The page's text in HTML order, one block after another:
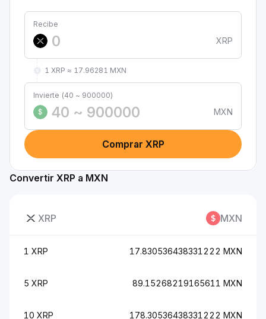
Recibe
XRP
1 XRP ≈ 17.96281 MXN
Invierte (40 ~ 900000)
$
MXN
Comprar XRP
Convertir XRP a MXN
XRP MXN
1 XRP 17.830536438331222 MXN
5 XRP 89.15268219165611 MXN
10 XRP 178.30536438331222 MXN